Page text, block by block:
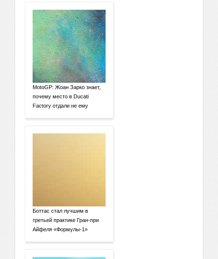
MotoGP: Жоан Зарко знает,
почему место в Ducati
Factory отдали не ему
Боттас стал лучшим в
третьей практике Гран-при
Айфеля «Формулы-1»